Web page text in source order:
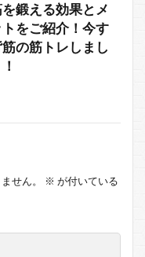
鍛える効果とメ
トをご紹介！今す
筋の筋トレしまし
せん。 ※ が付いている